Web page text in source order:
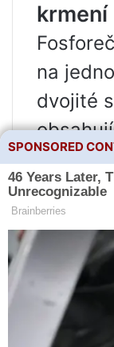
krmení
na
dvojité
fosforu,
Ke
ve
SPONSORED